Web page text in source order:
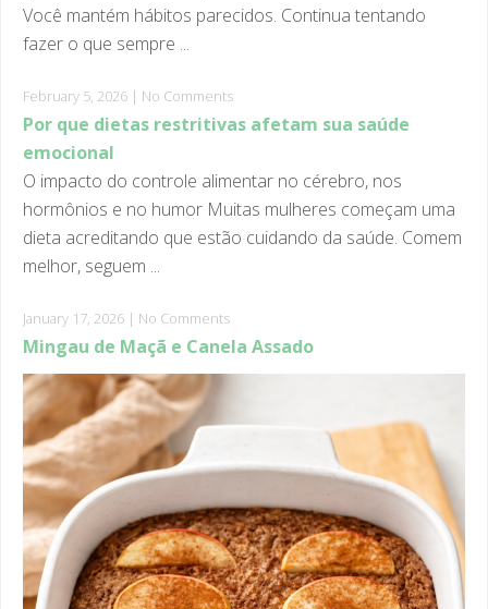
Você mantém hábitos parecidos. Continua tentando
fazer o que sempre ...
February 5, 2026 | No Comments
Por que dietas restritivas afetam sua saúde
emocional
O impacto do controle alimentar no cérebro, nos
hormônios e no humor Muitas mulheres começam uma
dieta acreditando que estão cuidando da saúde. Comem
melhor, seguem ...
January 17, 2026 | No Comments
Mingau de Maçã e Canela Assado